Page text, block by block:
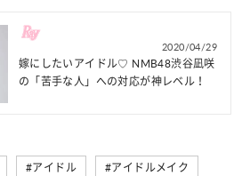
2020/04/29
嫁にしたいアイドル♡ NMB48渋谷凪咲
の「苦手な人」への対応が神レベル！
#アイドル #アイドルメイク